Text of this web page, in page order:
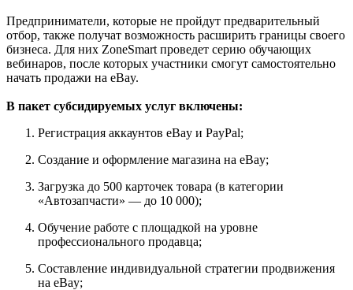
Предприниматели, которые не пройдут предварительный
отбор, также получат возможность расширить границы своего
бизнеса. Для них ZoneSmart проведет серию обучающих
вебинаров, после которых участники смогут самостоятельно
начать продажи на eBay.
В пакет субсидируемых услуг включены:
Регистрация аккаунтов eBay и PayPal;
Создание и оформление магазина на eBay;
Загрузка до 500 карточек товара (в категории
«Автозапчасти» — до 10 000);
Обучение работе с площадкой на уровне
профессионального продавца;
Составление индивидуальной стратегии продвижения
на eBay;